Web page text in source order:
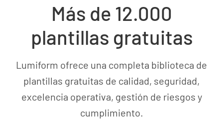
Más de 12.000
plantillas gratuitas
Lumiform ofrece una completa biblioteca de
plantillas gratuitas de calidad, seguridad,
excelencia operativa, gestión de riesgos y
cumplimiento.